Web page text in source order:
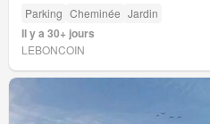
Parking Cheminée Jardin
Il y a 30+ jours
LEBONCOIN